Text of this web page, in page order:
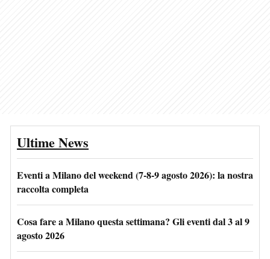
Ultime News
Eventi a Milano del weekend (7-8-9 agosto 2026): la nostra
raccolta completa
Cosa fare a Milano questa settimana? Gli eventi dal 3 al 9
agosto 2026